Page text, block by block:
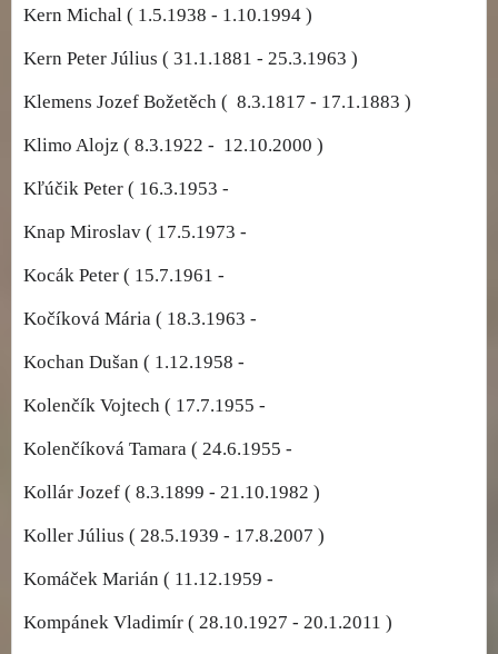
Kern Michal ( 1.5.1938 - 1.10.1994 )
Kern Peter Július ( 31.1.1881 - 25.3.1963 )
Klemens Jozef Božetěch ( 8.3.1817 - 17.1.1883 )
Klimo Alojz ( 8.3.1922 - 12.10.2000 )
Kľúčik Peter ( 16.3.1953 -
Knap Miroslav ( 17.5.1973 -
Kocák Peter ( 15.7.1961 -
Kočíková Mária ( 18.3.1963 -
Kochan Dušan ( 1.12.1958 -
Kolenčík Vojtech ( 17.7.1955 -
Kolenčíková Tamara ( 24.6.1955 -
Kollár Jozef ( 8.3.1899 - 21.10.1982 )
Koller Július ( 28.5.1939 - 17.8.2007 )
Komáček Marián ( 11.12.1959 -
Kompánek Vladimír ( 28.10.1927 - 20.1.2011 )